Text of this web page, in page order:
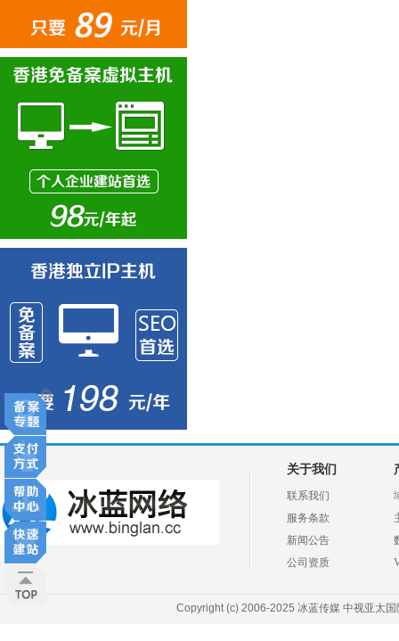
关于我们
联系我们
服务条款
新闻公告
公司资质
Copyright (c) 2006-2025 冰蓝传媒 中视亚太